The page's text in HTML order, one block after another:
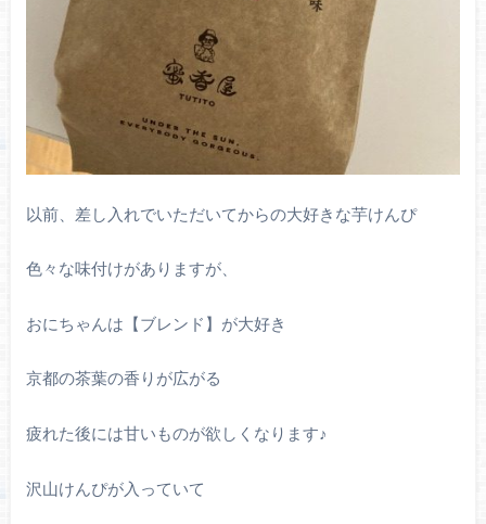
以前、差し入れでいただいてからの大好きな芋けんぴ
色々な味付けがありますが、
おにちゃんは【ブレンド】が大好き
京都の茶葉の香りが広がる
疲れた後には甘いものが欲しくなります♪
沢山けんぴが入っていて